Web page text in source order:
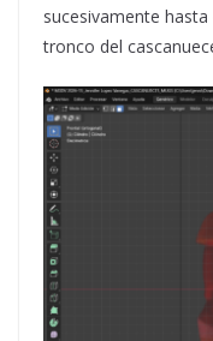
sucesivamente
tronco del